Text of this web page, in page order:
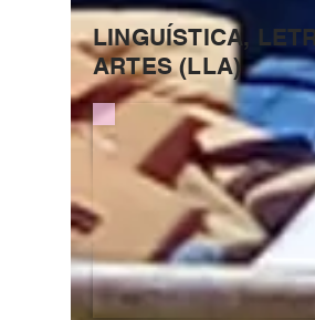
LINGUÍSTICA,
ARTES (LLA)